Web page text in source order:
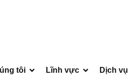
tôi Lĩnh vực Dịch vụ